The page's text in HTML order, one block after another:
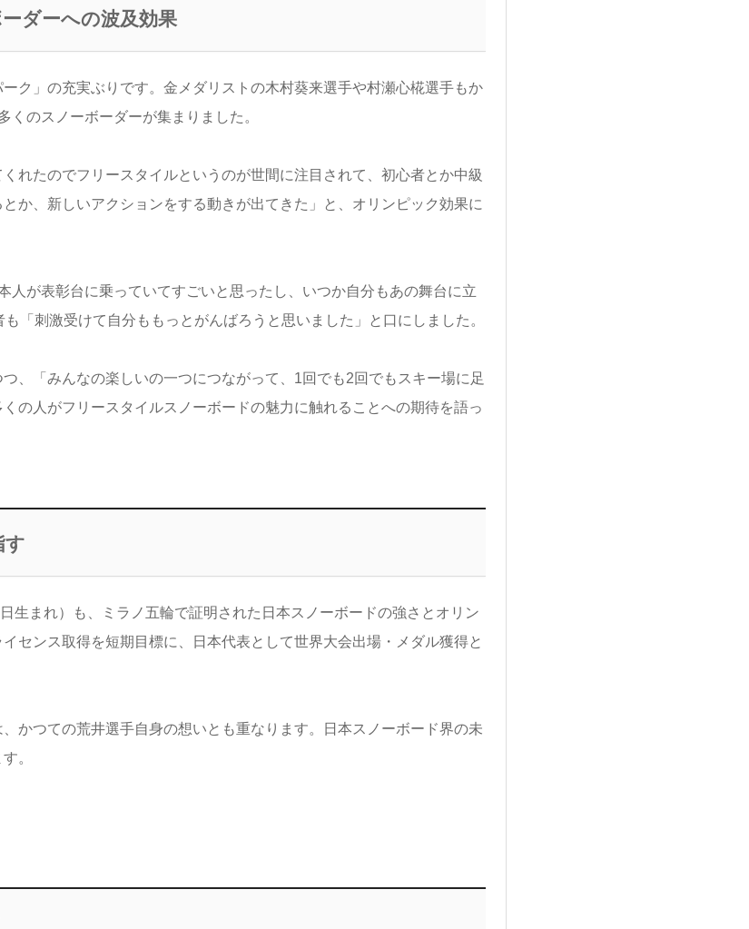
ダーへの波及効果
ク」の充実ぶりです。金メダリストの木村葵来選手や村瀬心椛選手もか
のスノーボーダーが集まりました。
れたのでフリースタイルというのが世間に注目されて、初心者とか中級
か、新しいアクションをする動きが出てきた」と、オリンピック効果に
が表彰台に乗っていてすごいと思ったし、いつか自分もあの舞台に立
「刺激受けて自分ももっとがんばろうと思いました」と口にしました。
、「みんなの楽しいの一つにつながって、1回でも2回でもスキー場に足
の人がフリースタイルスノーボードの魅力に触れることへの期待を語っ
す
生まれ）も、ミラノ五輪で証明された日本スノーボードの強さとオリン
センス取得を短期目標に、日本代表として世界大会出場・メダル獲得と
かつての荒井選手自身の想いとも重なります。日本スノーボード界の未
。